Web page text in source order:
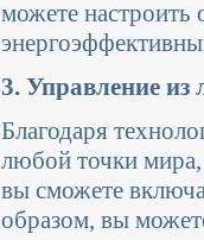
можете
3. Управление из
Благодаря
любой точки мира,
вы сможете
образом, вы